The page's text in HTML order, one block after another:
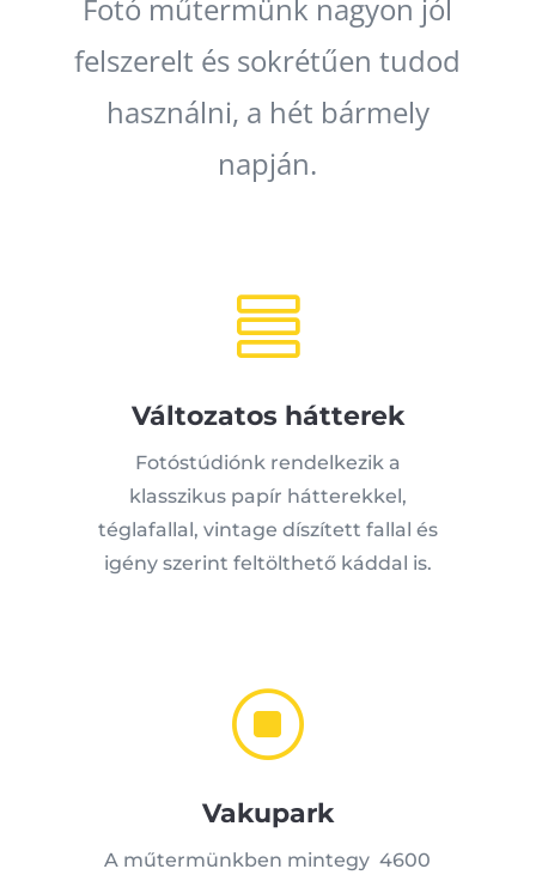
Fotó műtermünk nagyon jól
felszerelt és sokrétűen tudod
használni, a hét bármely
napján.

Változatos hátterek
Fotóstúdiónk rendelkezik a
klasszikus papír hátterekkel,
téglafallal, vintage díszített fallal és
igény szerint feltölthető káddal is.
]
Vakupark
A műtermünkben mintegy 4600